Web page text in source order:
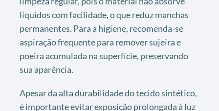
líquidos com facilidade, o que reduz manchas
permanentes. Para a higiene, recomenda-se
aspiração frequente para remover sujeira e
poeira acumulada na superfície, preservando
sua aparência.
Apesar da alta durabilidade do tecido sintético,
é importante evitar exposição prolongada à luz